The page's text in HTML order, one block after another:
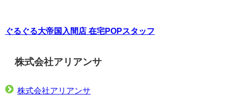
ぐるぐる大帝国入間店 在宅POPスタッフ
株式会社アリアンサ
株式会社アリアンサ